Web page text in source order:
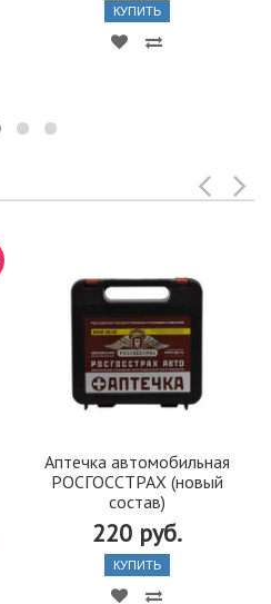
КУПИТЬ
Аптечка автомобильная
РОСГОССТРАХ (новый
состав)
220 руб.
КУПИТЬ